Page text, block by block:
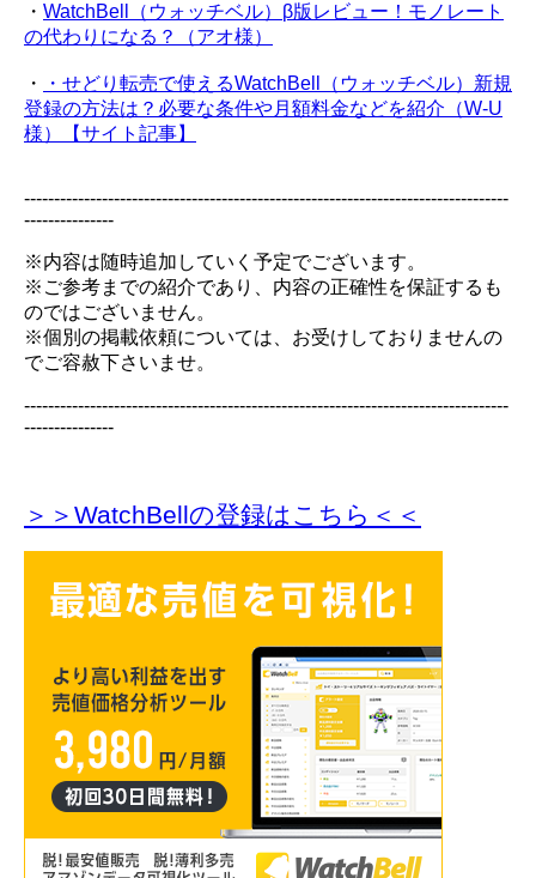
・ WatchBell（ウォッチベル）β版レビュー！モノレート
の代わりになる？（アオ様）
・
・せどり転売で使えるWatchBell（ウォッチベル）新規
登録の方法は？必要な条件や月額料金などを紹介（W-U
様）【サイト記事】
---------------------------------------------------------------------------------
---------------
※内容は随時追加していく予定でございます。
※ご参考までの紹介であり、内容の正確性を保証するも
のではございません。
※個別の掲載依頼については、お受けしておりませんの
でご容赦下さいませ。
---------------------------------------------------------------------------------
---------------
＞＞WatchBellの登録はこちら＜＜